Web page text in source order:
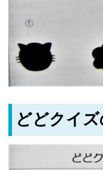
どどクイ